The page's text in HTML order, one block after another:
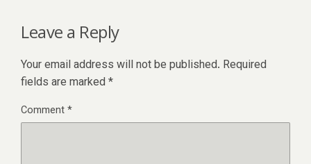
Leave a Reply
Your email address will not be published. Required
fields are marked *
Comment*